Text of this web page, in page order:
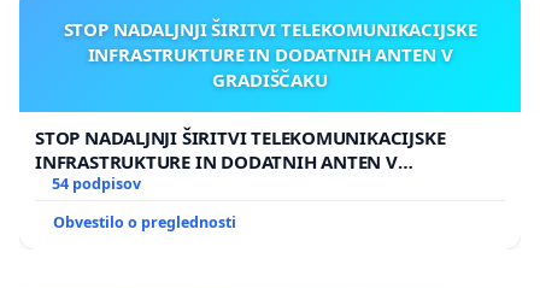
STOP NADALJNJI ŠIRITVI TELEKOMUNIKACIJSKE
INFRASTRUKTURE IN DODATNIH ANTEN V
GRADIŠČAKU
STOP NADALJNJI ŠIRITVI TELEKOMUNIKACIJSKE
INFRASTRUKTURE IN DODATNIH ANTEN V
GRADIŠČAKU
54 podpisov
Obvestilo o preglednosti